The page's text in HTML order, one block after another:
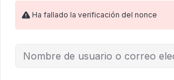
Ha fallado la verificación del nonce